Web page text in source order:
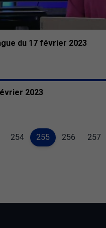
du 17 février 2023
2023
254 255 256 257